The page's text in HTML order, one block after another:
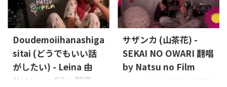
室中錄製完成。這次帶來的是
Shawn Mendes 的〈Lost in
Japan〉
Vocals, Guitar:
Leon (Natsu no Film)
Doudemoiihanashiga
sitai (どうでもいい話
がしたい) - Leina 由
Natsu no Film 翻唱
サザンカ (山茶花) -
SEKAI NO OWARI 翻唱
by Natsu no Film